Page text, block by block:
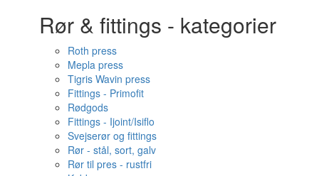
Rør & fittings - kategorier
Roth press
Mepla press
Tigris Wavin press
Fittings - Primofit
Rødgods
Fittings - Ijoint/Isiflo
Svejserør og fittings
Rør - stål, sort, galv
Rør til pres - rustfri